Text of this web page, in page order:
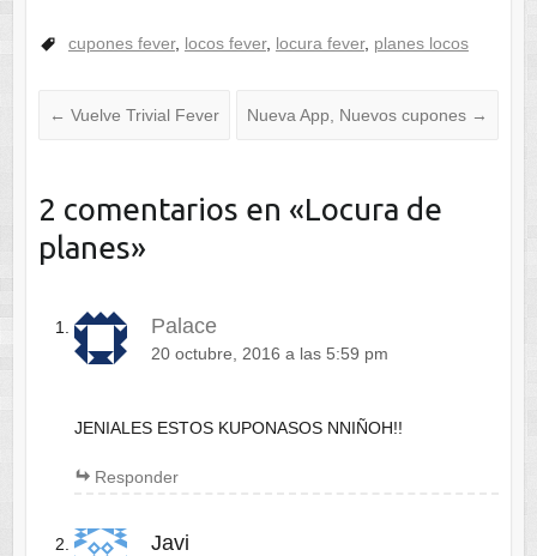
cupones fever, locos fever, locura fever, planes locos
← Vuelve Trivial Fever Nueva App, Nuevos cupones →
2 comentarios en «Locura de
planes»
Palace
20 octubre, 2016 a las 5:59 pm
JENIALES ESTOS KUPONASOS NNIÑOH!!
Responder
Javi